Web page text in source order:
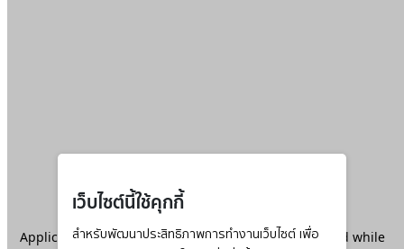
เว็บไซต์นี้ใช้คุกกี้
สำหรับพัฒนาประสิทธิภาพการทำงานเว็บไซต์ เพื่อ
Application error: aclient-side exception has occurred while